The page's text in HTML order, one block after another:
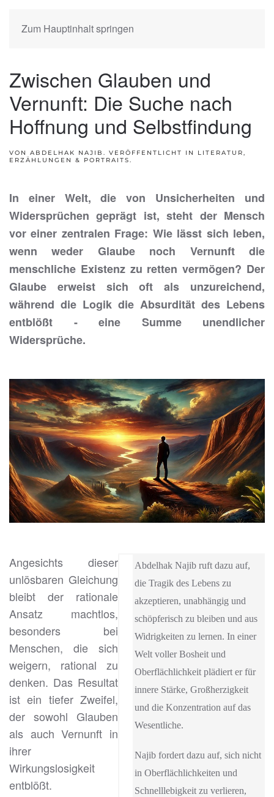
Zum Hauptinhalt springen
Zwischen Glauben und
Vernunft: Die Suche nach
Hoffnung und Selbstfindung
VON ABDELHAK NAJIB. VERÖFFENTLICHT IN LITERATUR,
ERZÄHLUNGEN & PORTRAITS.
In einer Welt, die von Unsicherheiten und
Widersprüchen geprägt ist, steht der Mensch
vor einer zentralen Frage: Wie lässt sich leben,
wenn weder Glaube noch Vernunft die
menschliche Existenz zu retten vermögen? Der
Glaube erweist sich oft als unzureichend,
während die Logik die Absurdität des Lebens
entblößt - eine Summe unendlicher
Widersprüche.
Abdelhak Najib ruft dazu auf,
die Tragik des Lebens zu
akzeptieren, unabhängig und
schöpferisch zu bleiben und aus
Widrigkeiten zu lernen. In einer
Welt voller Bosheit und
Oberflächlichkeit plädiert er für
innere Stärke, Großherzigkeit
und die Konzentration auf das
Wesentliche.
Najib fordert dazu auf, sich nicht
in Oberflächlichkeiten und
Schnelllebigkeit zu verlieren,
Angesichts dieser
unlösbaren Gleichung
bleibt der rationale
Ansatz machtlos,
besonders bei
Menschen, die sich
weigern, rational zu
denken. Das Resultat
ist ein tiefer Zweifel,
der sowohl Glauben
als auch Vernunft in
ihrer
Wirkungslosigkeit
entblößt.